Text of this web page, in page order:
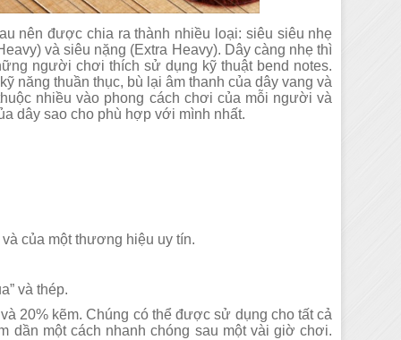
nên được chia ra thành nhiều loại: siêu siêu nhẹ
và siêu nặng (Extra Heavy). Dây càng nhẹ thì
người chơi thích sử dụng kỹ thuật bend notes.
năng thuần thục, bù lại âm thanh của dây vang và
nhiều vào phong cách chơi của mỗi người và
dây sao cho phù hợp với mình nhất.
của một thương hiệu uy tín.
và thép.
20% kẽm. Chúng có thể được sử dụng cho tất cả
dần một cách nhanh chóng sau một vài giờ chơi.